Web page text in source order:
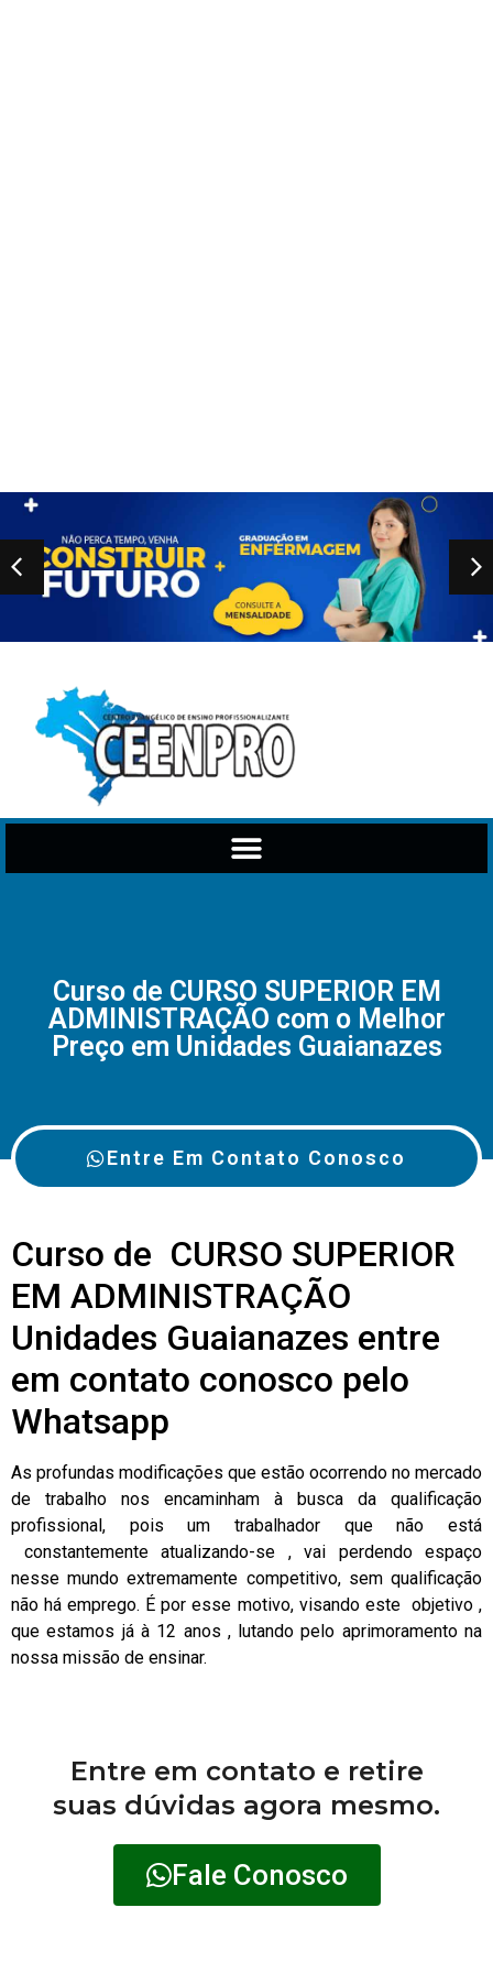
Curso de CURSO SUPERIOR EM
ADMINISTRAÇÃO com o Melhor
Preço em Unidades Guaianazes
Entre Em Contato Conosco
Curso de CURSO SUPERIOR
EM ADMINISTRAÇÃO
Unidades Guaianazes entre
em contato conosco pelo
Whatsapp
As profundas modificações que estão ocorrendo no mercado
de trabalho nos encaminham à busca da qualificação
profissional, pois um trabalhador que não está
constantemente atualizando-se , vai perdendo espaço
nesse mundo extremamente competitivo, sem qualificação
não há emprego. É por esse motivo, visando este objetivo ,
que estamos já à 12 anos , lutando pelo aprimoramento na
nossa missão de ensinar.
Entre em contato e retire
suas dúvidas agora mesmo.
Fale Conosco